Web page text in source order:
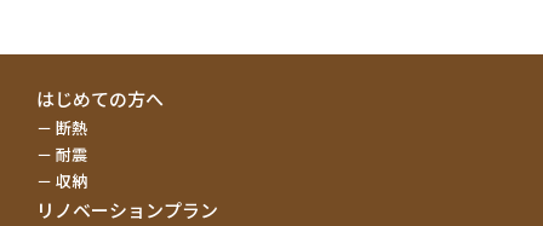
はじめての方へ
断熱
耐震
収納
リノベーションプラン